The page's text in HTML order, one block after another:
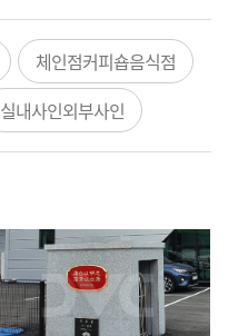
체인점커피숍음식점
실내사인외부사인